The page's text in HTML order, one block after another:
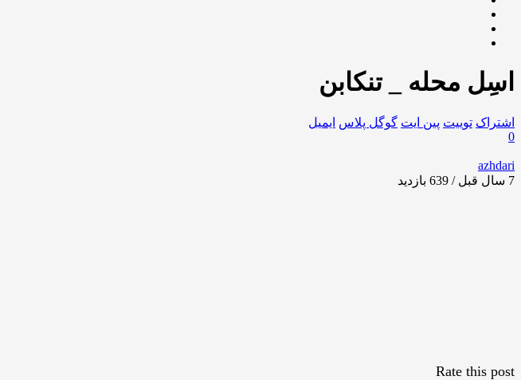
اسِل محله _ تنکابن
اشتراک توییت پین ایت گوگل‌ پلاس ایمیل
0
azhdari
7 سال قبل / 639
بازدید
Rate this post